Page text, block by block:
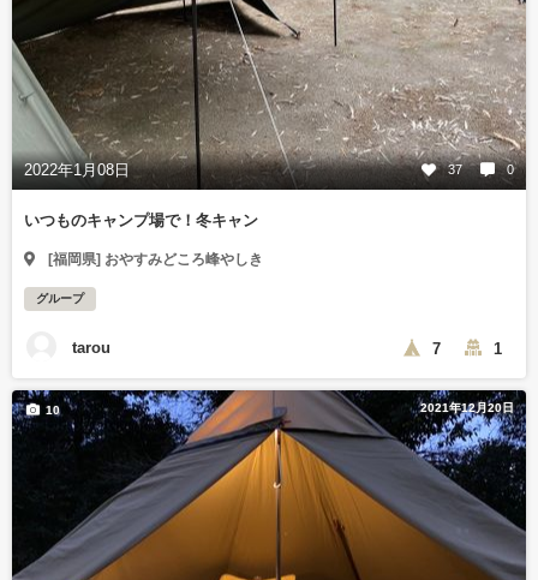
2022年1月08日 37 0
いつものキャンプ場で！冬キャン
[福岡県] おやすみどころ峰やしき
グループ
tarou 7 1
2021年12月20日
10